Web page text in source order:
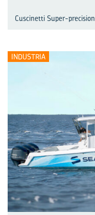
Cuscinetti Super-precision
INDUSTRIA